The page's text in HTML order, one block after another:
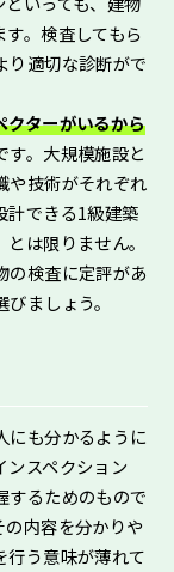
。検査してもら
り適切な診断がで
クターがいるから
す。大規模施設と
や技術がそれぞれ
計できる1級建築
は限りません。
の検査に定評があ
ましょう。
にも分かるように
ンスペクション
するためのもので
内容を分かりや
行う意味が薄れて